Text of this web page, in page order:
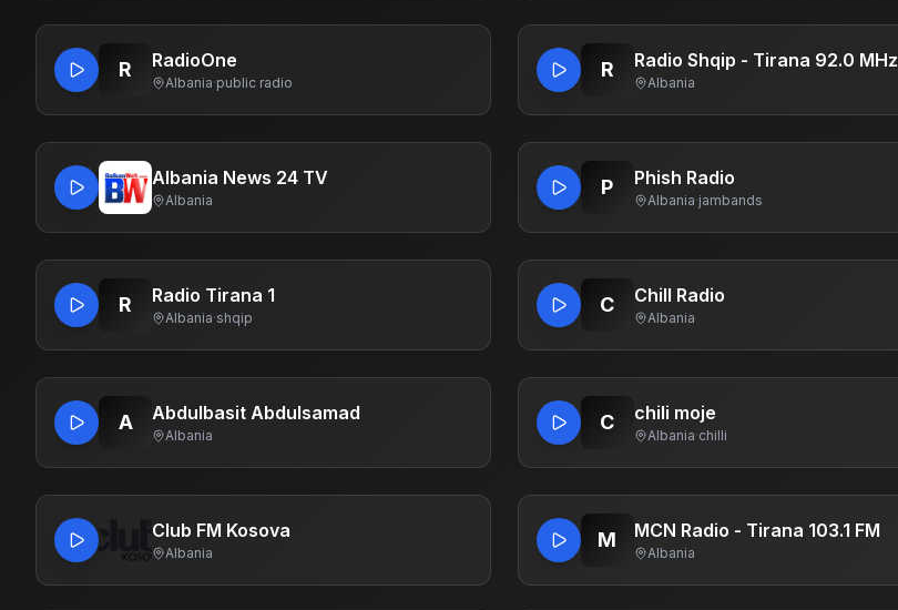
R RadioOne
Albania·public radio
R Radio Shqip - Tirana 92.0 MHz
Albania
Albania News 24 TV
Albania
P Phish Radio
Albania·jambands
R Radio Tirana 1
Albania·shqip
C Chill Radio
Albania
A Abdulbasit Abdulsamad
Albania
C chili moje
Albania·chilli
Club FM Kosova
Albania
M MCN Radio - Tirana 103.1 FM
Albania